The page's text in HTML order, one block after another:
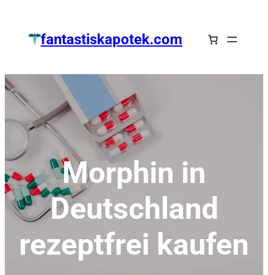
springenfantastiskapotek.com
Morphin in
Deutschland
rezeptfrei kaufen